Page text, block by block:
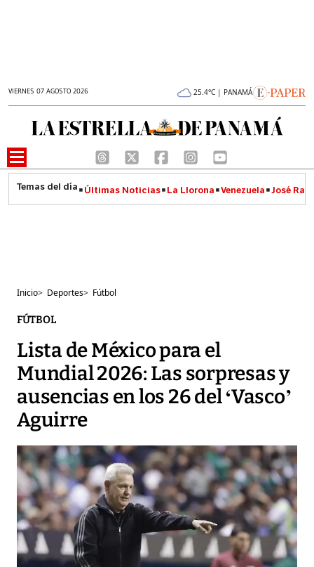
VIERNES 07 AGOSTO 2026 25.4°C | PANAMÁ
Últimas Noticias La Llorona Venezuela José
Inicio> Deportes> Fútbol
FÚTBOL
Lista de México para el
Mundial 2026: Las sorpresas y
ausencias en los 26 del ‘Vasco’
Aguirre